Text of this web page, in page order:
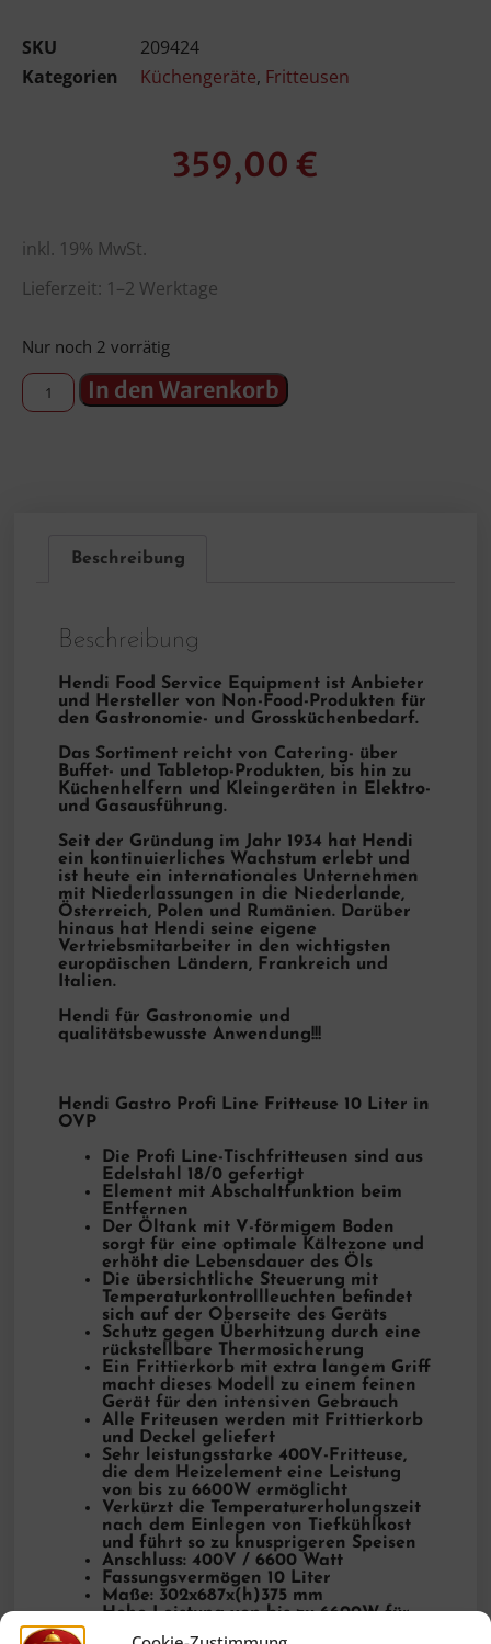
SKU
209424
Kategorien
Küchengeräte, Fritteusen
359,00 €
inkl. 19% MwSt.
Lieferzeit: 1–2 Werktage
Nur noch 2 vorrätig
In den Warenkorb
Beschreibung
Beschreibung
Hendi Food Service Equipment ist Anbieter
und Hersteller von Non-Food-Produkten für
den Gastronomie- und Grossküchenbedarf.
Das Sortiment reicht von Catering- über
Buffet- und Tabletop-Produkten, bis hin zu
Küchenhelfern und Kleingeräten in Elektro-
und Gasausführung.
Seit der Gründung im Jahr 1934 hat Hendi
ein kontinuierliches Wachstum erlebt und
ist heute ein internationales Unternehmen
mit Niederlassungen in die Niederlande,
Österreich, Polen und Rumänien. Darüber
hinaus hat Hendi seine eigene
Vertriebsmitarbeiter in den wichtigsten
europäischen Ländern, Frankreich und
Italien.
Hendi für Gastronomie und
qualitätsbewusste Anwendung!!!
Hendi Gastro Profi Line Fritteuse 10 Liter in
OVP
Die Profi Line-Tischfritteusen sind aus
Edelstahl 18/0 gefertigt
Element mit Abschaltfunktion beim
Entfernen
Der Öltank mit V-förmigem Boden
sorgt für eine optimale Kältezone und
erhöht die Lebensdauer des Öls
Die übersichtliche Steuerung mit
Temperaturkontrollleuchten befindet
sich auf der Oberseite des Geräts
Schutz gegen Überhitzung durch eine
rückstellbare Thermosicherung
Ein Frittierkorb mit extra langem Griff
macht dieses Modell zu einem feinen
Gerät für den intensiven Gebrauch
Alle Friteusen werden mit Frittierkorb
und Deckel geliefert
Sehr leistungsstarke 400V-Fritteuse,
die dem Heizelement eine Leistung
von bis zu 6600W ermöglicht
Verkürzt die Temperaturerholungszeit
nach dem Einlegen von Tiefkühlkost
und führt so zu knusprigeren Speisen
Anschluss: 400V / 6600 Watt
Fassungsvermögen 10 Liter
Maße: 302x687x(h)375 mm
Hohe Leistung von bis zu 6600W für